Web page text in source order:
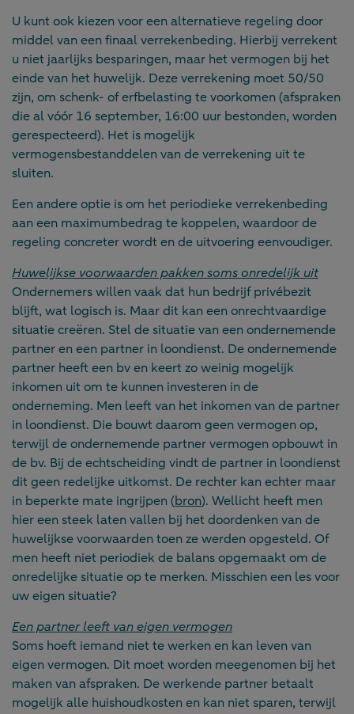
U kunt ook kiezen voor een alternatieve regeling door
middel van een finaal verrekenbeding. Hierbij verrekent
u niet jaarlijks besparingen, maar het vermogen bij het
einde van het huwelijk. Deze verrekening moet 50/50
zijn, om schenk- of erfbelasting te voorkomen (afspraken
die al vóór 16 september, 16:00 uur bestonden, worden
gerespecteerd). Het is mogelijk
vermogensbestanddelen van de verrekening uit te
sluiten.
Een andere optie is om het periodieke verrekenbeding
aan een maximumbedrag te koppelen, waardoor de
regeling concreter wordt en de uitvoering eenvoudiger.
Huwelijkse voorwaarden pakken soms onredelijk uit
Ondernemers willen vaak dat hun bedrijf privébezit
blijft, wat logisch is. Maar dit kan een onrechtvaardige
situatie creëren. Stel de situatie van een ondernemende
partner en een partner in loondienst. De ondernemende
partner heeft een bv en keert zo weinig mogelijk
inkomen uit om te kunnen investeren in de
onderneming. Men leeft van het inkomen van de partner
in loondienst. Die bouwt daarom geen vermogen op,
terwijl de ondernemende partner vermogen opbouwt in
de bv. Bij de echtscheiding vindt de partner in loondienst
dit geen redelijke uitkomst. De rechter kan echter maar
in beperkte mate ingrijpen (bron). Wellicht heeft men
hier een steek laten vallen bij het doordenken van de
huwelijkse voorwaarden toen ze werden opgesteld. Of
men heeft niet periodiek de balans opgemaakt om de
onredelijke situatie op te merken. Misschien een les voor
uw eigen situatie?
Een partner leeft van eigen vermogen
Soms hoeft iemand niet te werken en kan leven van
eigen vermogen. Dit moet worden meegenomen bij het
maken van afspraken. De werkende partner betaalt
mogelijk alle huishoudkosten en kan niet sparen, terwijl